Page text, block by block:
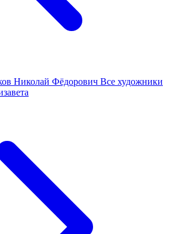
Николай Фёдорович Все художники